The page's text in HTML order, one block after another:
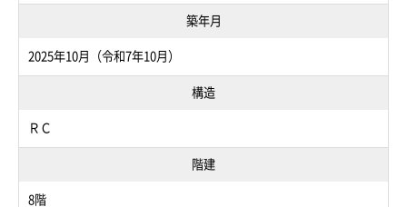
築年月
2025年10月（令和7年10月）
構造
ＲＣ
階建
8階